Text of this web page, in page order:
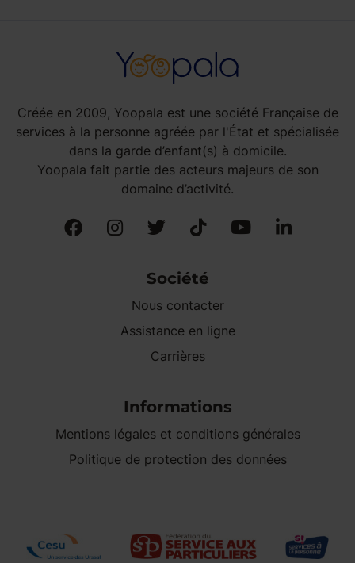
Créée en 2009, Yoopala est une société Française de
services à la personne agréée par l'État et spécialisée
dans la garde d’enfant(s) à domicile.
Yoopala fait partie des acteurs majeurs de son
domaine d’activité.
Société
Nous contacter
Assistance en ligne
Carrières
Informations
Mentions légales et conditions générales
Politique de protection des données